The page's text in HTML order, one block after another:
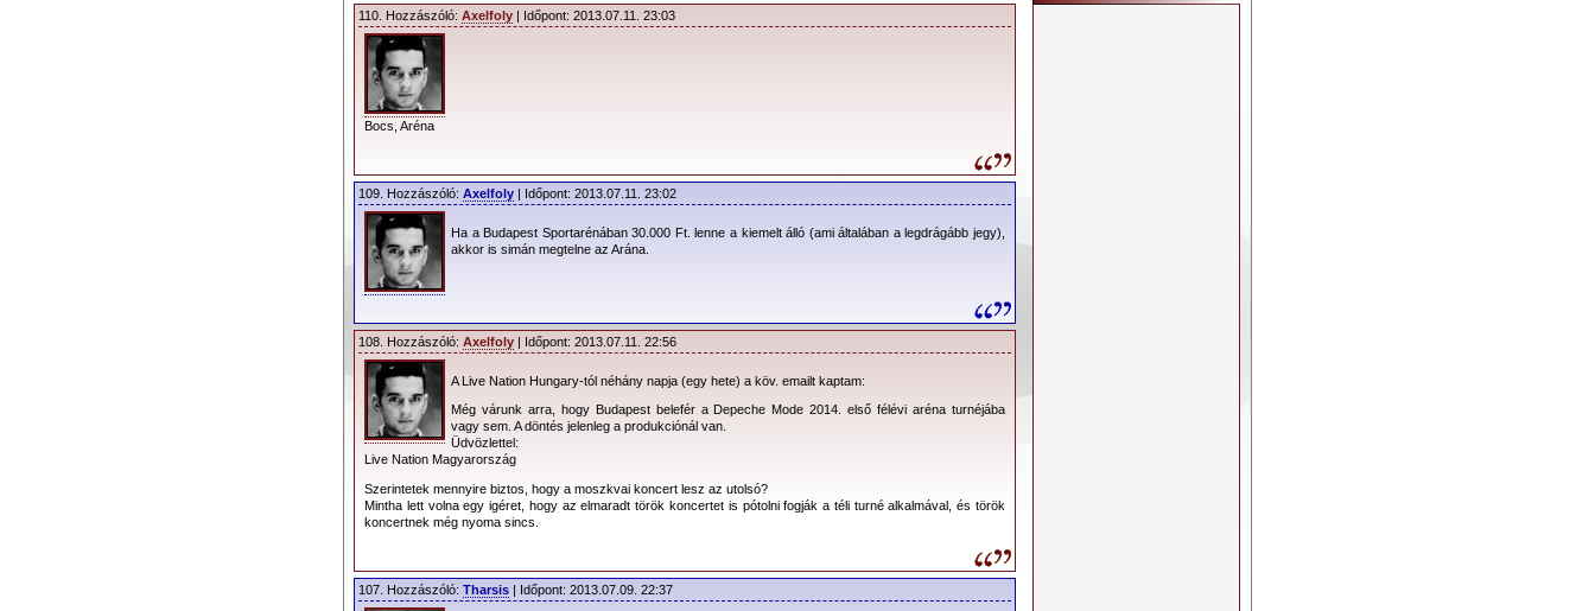
18.900,- Ft – ülő
Sajtótájékoztató: Online sajtótájékoztató
2013.02.26. – A jegyek két harmada már elkelt!
A stadion kiosztása a megfelelő jegyárakkal a következő képre kattintva nagyobb
110. Hozzászóló: Axelfoly | Időpont: 2013.07.11. 23:03
Bocs, Aréna
109. Hozzászóló: Axelfoly | Időpont: 2013.07.11. 23:02
Ha a Budapest Sportarénában 30.000 Ft. lenne a kiemelt álló (ami általában a legdrágább jegy),
akkor is simán megtelne az Arána.
108. Hozzászóló: Axelfoly | Időpont: 2013.07.11. 22:56
A Live Nation Hungary-tól néhány napja (egy hete) a köv. emailt kaptam:
Még várunk arra, hogy Budapest belefér a Depeche Mode 2014. első félévi aréna turnéjába
vagy sem. A döntés jelenleg a produkciónál van.
Üdvözlettel:
Live Nation Magyarország
Szerintetek mennyire biztos, hogy a moszkvai koncert lesz az utolsó?
Mintha lett volna egy igéret, hogy az elmaradt török koncertet is pótolni fogják a téli turné alkalmával, és török
koncertnek még nyoma sincs.
107. Hozzászóló: Tharsis | Időpont: 2013.07.09. 22:37